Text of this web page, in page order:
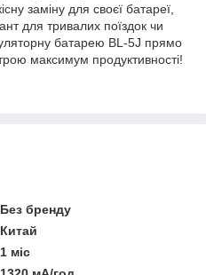
заміну для своєї батареї,
для тривалих поїздок чи
батарею BL-5J прямо
максимум продуктивності!
Без бренду
Китай
1 міс